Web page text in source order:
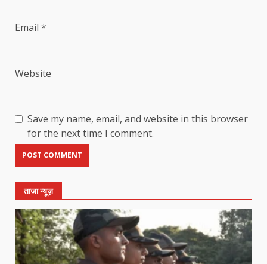
Email *
Website
Save my name, email, and website in this browser
for the next time I comment.
ताजा न्यूज़